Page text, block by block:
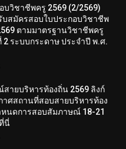
บวิชาชีพครู 2569 (2/2569)
บสมัครสอบใบประกอบวิชาชีพ
ตามมาตรฐานวิชาชีพครู
2 ระบบกระดาษ ประจำปี พ.ศ.
ายบริหารท้องถิ่น 2569 ลิงก์
าศสถานที่สอบสายบริหารท้อง
หนดการสอบสัมภาษณ์ 18-21
นี่